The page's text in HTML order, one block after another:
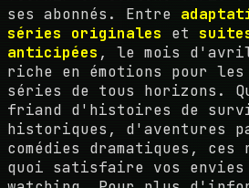
ses abonnés. Entre
séries originales et
anticipées , le mois
riche en émotions pour les
séries de tous horizons.
friand d'histoires de
historiques, d'aventures
comédies dramatiques, ces
quoi satisfaire vos envies